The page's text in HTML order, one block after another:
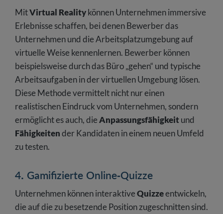
MitVirtual Realitykönnen Unternehmen immersive
Erlebnisse schaffen, bei denen Bewerber das
Unternehmen und die Arbeitsplatzumgebung auf
virtuelle Weise kennenlernen. Bewerber können
beispielsweise durch das Büro „gehen“ und typische
Arbeitsaufgaben in der virtuellen Umgebung lösen.
Diese Methode vermittelt nicht nur einen
realistischen Eindruck vom Unternehmen, sondern
ermöglicht es auch, dieAnpassungsfähigkeitund
Fähigkeitender Kandidaten in einem neuen Umfeld
zu testen.
4. Gamifizierte Online-Quizze
Unternehmen können interaktiveQuizzeentwickeln,
die auf die zu besetzende Position zugeschnitten sind.